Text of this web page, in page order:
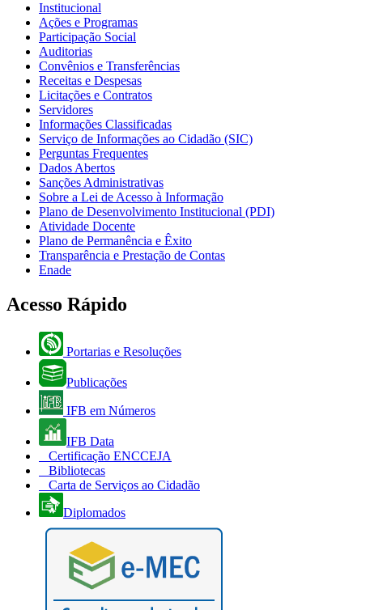
Institucional
Ações e Programas
Participação Social
Auditorias
Convênios e Transferências
Receitas e Despesas
Licitações e Contratos
Servidores
Informações Classificadas
Serviço de Informações ao Cidadão (SIC)
Perguntas Frequentes
Dados Abertos
Sanções Administrativas
Sobre a Lei de Acesso à Informação
Plano de Desenvolvimento Institucional (PDI)
Atividade Docente
Plano de Permanência e Êxito
Transparência e Prestação de Contas
Enade
Acesso Rápido
Portarias e Resoluções
Publicações
IFB em Números
IFB Data
Certificação ENCCEJA
Bibliotecas
Carta de Serviços ao Cidadão
Diplomados